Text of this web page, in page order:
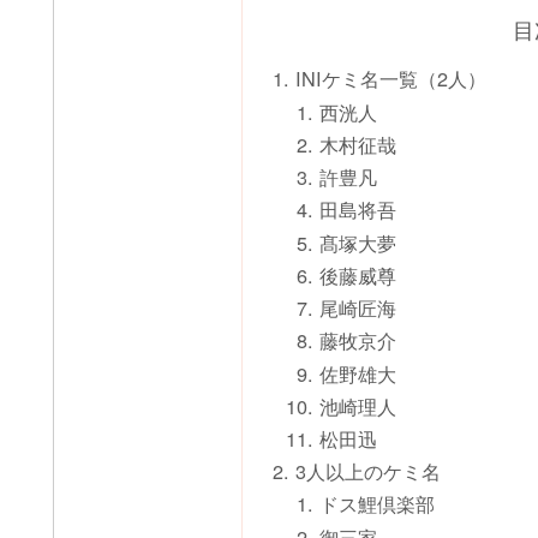
INIケミ名一覧（2人）
西洸人
木村征哉
許豊凡
田島将吾
髙塚大夢
後藤威尊
尾崎匠海
藤牧京介
佐野雄大
池崎理人
松田迅
3人以上のケミ名
ドス鯉倶楽部